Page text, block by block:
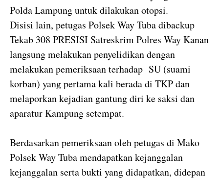
Polda Lampung untuk dilakukan otopsi.
Disisi lain, petugas Polsek Way Tuba dibackup
Tekab 308 PRESISI Satreskrim Polres Way Kanan
langsung melakukan penyelidikan dengan
melakukan pemeriksaan terhadap SU (suami
korban) yang pertama kali berada di TKP dan
melaporkan kejadian gantung diri ke saksi dan
aparatur Kampung setempat.
Berdasarkan pemeriksaan oleh petugas di Mako
Polsek Way Tuba mendapatkan kejanggalan
kejanggalan serta bukti yang didapatkan, didepan